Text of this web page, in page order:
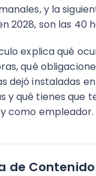
y la
2028, son las 40
explica qué
qué
dejó instaladas
y qué tienes que
como empleador.
de Contenido